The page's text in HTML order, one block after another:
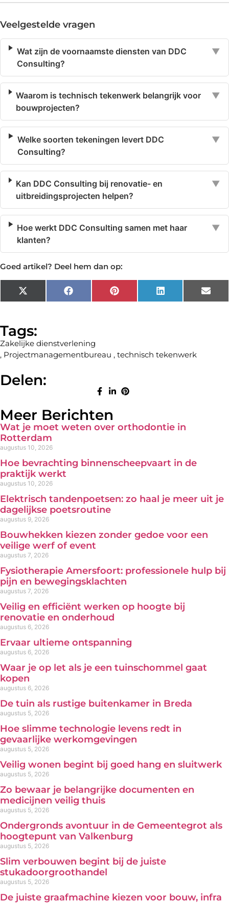
Veelgestelde vragen
Wat zijn de voornaamste diensten van DDC
Consulting?
▼
Waarom is technisch tekenwerk belangrijk voor
bouwprojecten?
▼
Welke soorten tekeningen levert DDC
Consulting?
▼
Kan DDC Consulting bij renovatie- en
uitbreidingsprojecten helpen?
▼
Hoe werkt DDC Consulting samen met haar
klanten?
▼
Goed artikel? Deel hem dan op:
X
(Twitter)
Facebook Pinterest LinkedIn
Tags:
Zakelijke dienstverlening
, Projectmanagementbureau , technisch tekenwerk
Delen:
Meer Berichten
Wat je moet weten over orthodontie in
Rotterdam
augustus 10, 2026
Hoe bevrachting binnenscheepvaart in de
praktijk werkt
augustus 10, 2026
Elektrisch tandenpoetsen: zo haal je meer uit je
dagelijkse poetsroutine
augustus 9, 2026
Bouwhekken kiezen zonder gedoe voor een
veilige werf of event
augustus 7, 2026
Fysiotherapie Amersfoort: professionele hulp bij
pijn en bewegingsklachten
augustus 7, 2026
Veilig en efficiënt werken op hoogte bij
renovatie en onderhoud
augustus 6, 2026
Ervaar ultieme ontspanning
augustus 6, 2026
Waar je op let als je een tuinschommel gaat
kopen
augustus 6, 2026
De tuin als rustige buitenkamer in Breda
augustus 5, 2026
Hoe slimme technologie levens redt in
gevaarlijke werkomgevingen
augustus 5, 2026
Veilig wonen begint bij goed hang en sluitwerk
augustus 5, 2026
Zo bewaar je belangrijke documenten en
medicijnen veilig thuis
augustus 5, 2026
Ondergronds avontuur in de Gemeentegrot als
hoogtepunt van Valkenburg
augustus 5, 2026
Slim verbouwen begint bij de juiste
stukadoorgroothandel
augustus 5, 2026
De juiste graafmachine kiezen voor bouw, infra